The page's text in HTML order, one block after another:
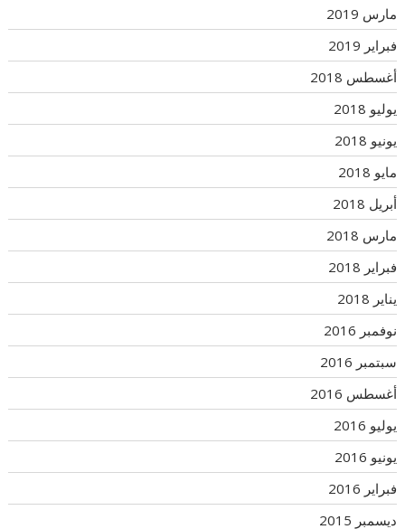
مارس 2019
فبراير 2019
أغسطس 2018
يوليو 2018
يونيو 2018
مايو 2018
أبريل 2018
مارس 2018
فبراير 2018
يناير 2018
نوفمبر 2016
سبتمبر 2016
أغسطس 2016
يوليو 2016
يونيو 2016
فبراير 2016
ديسمبر 2015